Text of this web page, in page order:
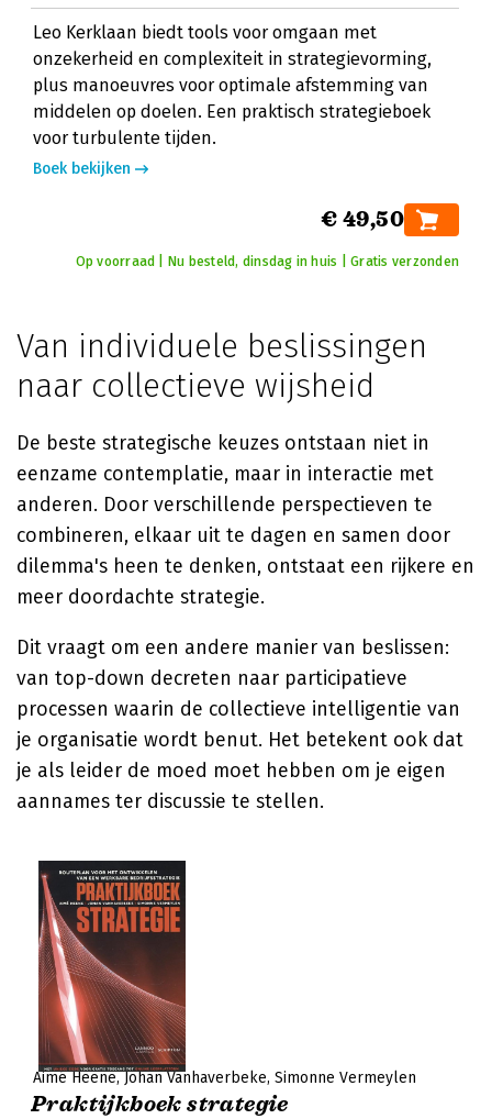
Leo Kerklaan biedt tools voor omgaan met
onzekerheid en complexiteit in strategievorming,
plus manoeuvres voor optimale afstemming van
middelen op doelen. Een praktisch strategieboek
voor turbulente tijden.
Boek bekijken
€ 49,50
Op voorraad | Nu besteld, dinsdag in huis | Gratis verzonden
Van individuele beslissingen
naar collectieve wijsheid
De beste strategische keuzes ontstaan niet in
eenzame contemplatie, maar in interactie met
anderen. Door verschillende perspectieven te
combineren, elkaar uit te dagen en samen door
dilemma's heen te denken, ontstaat een rijkere en
meer doordachte strategie.
Dit vraagt om een andere manier van beslissen:
van top-down decreten naar participatieve
processen waarin de collectieve intelligentie van
je organisatie wordt benut. Het betekent ook dat
je als leider de moed moet hebben om je eigen
aannames ter discussie te stellen.
Aimé Heene Johan Vanhaverbeke Simonne Vermeylen
Praktijkboek strategie